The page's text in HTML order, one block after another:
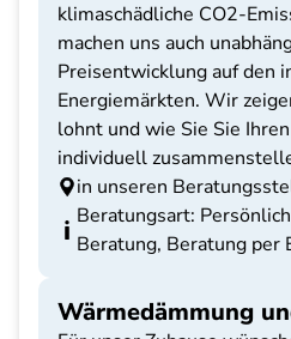
klimaschädliche CO2-
machen uns auch
Preisentwicklung auf den
Energiemärkten. Wir
lohnt und wie Sie Sie
individuell
in unseren
Beratungsart:
Beratung, Beratung per
Wärmedämmung